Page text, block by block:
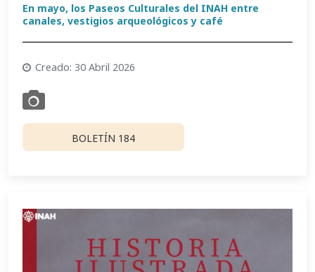
En mayo, los Paseos Culturales del INAH entre
canales, vestigios arqueológicos y café
Creado: 30 Abril 2026
BOLETÍN 184